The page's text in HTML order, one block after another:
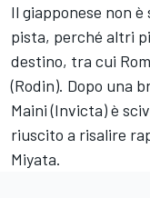
Il giapponese non
pista, perché altri
destino, tra cui
(Rodin). Dopo una
Maini (Invicta) è
riuscito a risalire
Miyata.